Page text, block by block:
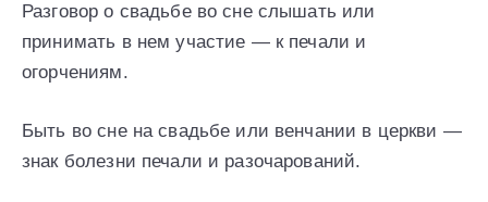
Разговор о свадьбе во сне слышать или
принимать в нем участие — к печали и
огорчениям.
Быть во сне на свадьбе или венчании в церкви —
знак болезни печали и разочарований.